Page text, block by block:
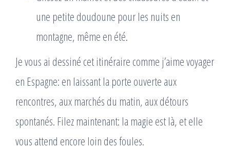
une petite doudoune pour les nuits en
montagne, même en été.
Je vous ai dessiné cet itinéraire comme j’aime voyager
en Espagne: en laissant la porte ouverte aux
rencontres, aux marchés du matin, aux détours
spontanés. Filez maintenant: la magie est là, et elle
vous attend encore loin des foules.